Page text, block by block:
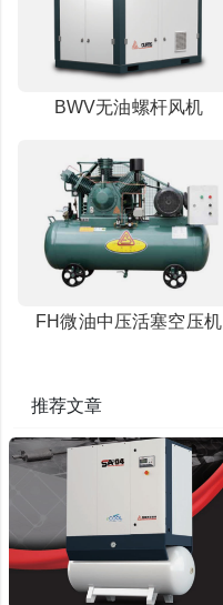
BWV无油螺杆风机
FH微油中压活塞空压机
推荐文章